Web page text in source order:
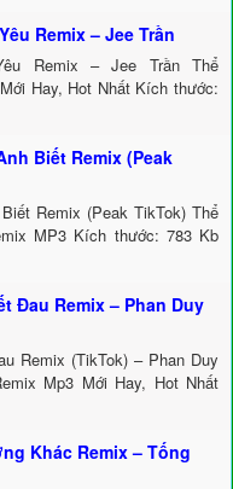
Remix – Jee Trần
Remix – Jee Trần Thể
Hay, Hot Nhất Kích thước:
Biết Remix (Peak
Remix (Peak TikTok) Thể
MP3 Kích thước: 783 Kb
Đau Remix – Phan Duy
Remix (TikTok) – Phan Duy
Mp3 Mới Hay, Hot Nhất
Khác Remix – Tống